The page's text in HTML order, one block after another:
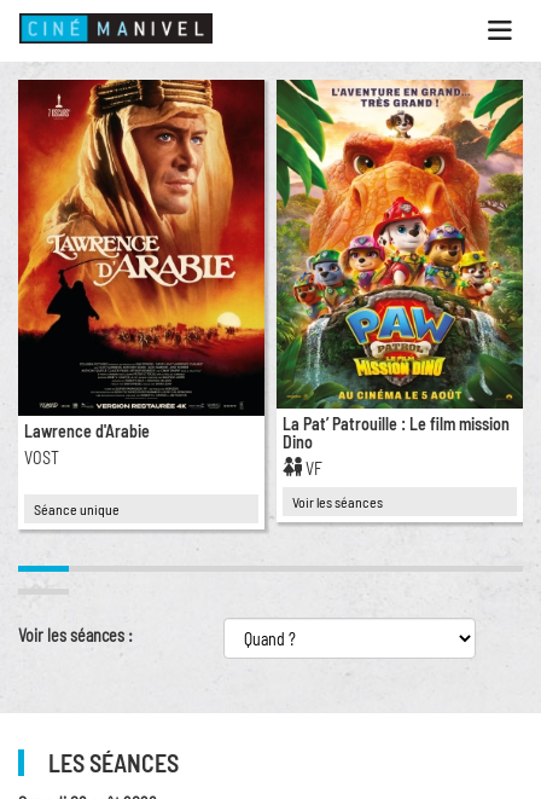
le
menu
ACCUEIL
PROGRAMME
ANIMATIONS
CINÉ CAFÉ | RESTAURANT
PRESTATIONS
INFOS PRATIQUES
Lawrence d'Arabie
VOST
Séance unique
La Pat’ Patrouille : Le film mission
Dino
VF
Voir les séances
Voir les séances :
LES SÉANCES